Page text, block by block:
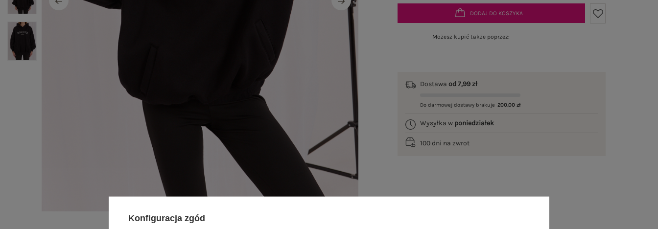
DODAJ DO KOSZYKA
Możesz kupić także poprzez:
Dostawaod 7,99 zł
Do darmowej dostawy brakuje 200,00 zł
Wysyłka w poniedziałek
100 dni na zwrot
Konfiguracja zgód